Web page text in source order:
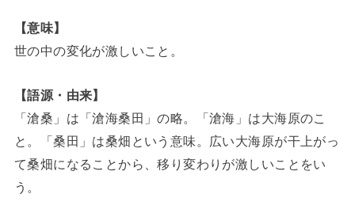
【意味】
世の中の変化が激しいこと。
【語源・由来】
「滄桑」は「滄海桑田」の略。「滄海」は大海原のこ
と。「桑田」は桑畑という意味。広い大海原が干上がっ
て桑畑になることから、移り変わりが激しいことをい
う。